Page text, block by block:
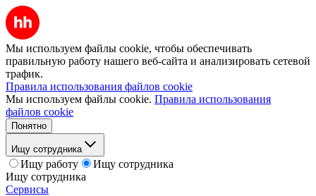
Мы используем файлы cookie, чтобы обеспечивать
правильную работу нашего веб-сайта и анализировать сетевой
трафик.
Правила использования файлов cookie
Мы используем файлы cookie. Правила использования
файлов cookie
Понятно
Ищу сотрудника
Ищу работу
Ищу сотрудника
Ищу сотрудника
Сервисы